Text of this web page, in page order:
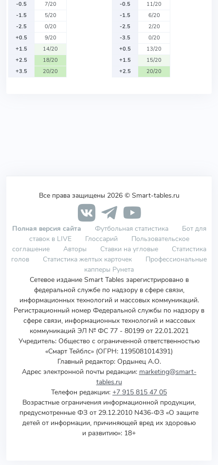
-0.5
7/20
-1.5
5/20
-2.5
0/20
+0.5
9/20
+1.5
14/20
+2.5
18/20
+3.5
20/20
-0.5
11/20
-1.5
6/20
-2.5
2/20
-3.5
0/20
+0.5
13/20
+1.5
15/20
+2.5
20/20
Все права защищены 2026 © Smart-tables.ru
Полная версия сайта Футбольная статистика
Бот для
ставок в LIVE
Глоссарий
Пользовательское
соглашение
Авторы Ставки на угловые
Статистика
голов
Статистика желтых карточек
Профессиональные
капперы Рунета
Сетевое издание Smart Tables зарегистрировано в
федеральной службе по надзору в сфере связи,
информационных технологий и массовых коммуникаций.
Регистрационный номер Федеральной службы по надзору в
сфере связи, информационных технологий и массовых
коммуникаций ЭЛ № ФС 77 - 80199 от 22.01.2021
Учредитель: Общество с ограниченной ответственностью
«Смарт Тейблс» (ОГРН: 1195081014391)
Главный редактор: Ордынец А.О.
Адрес электронной почты редакции: marketing@smart-
tables.ru
Телефон редакции: +7 915 815 47 05
Возрастные ограничения информационной продукции,
предусмотренные ФЗ от 29.12.2010 N436-ФЗ «О защите
детей от информации, причиняющей вред их здоровью
и развитию»: 18+